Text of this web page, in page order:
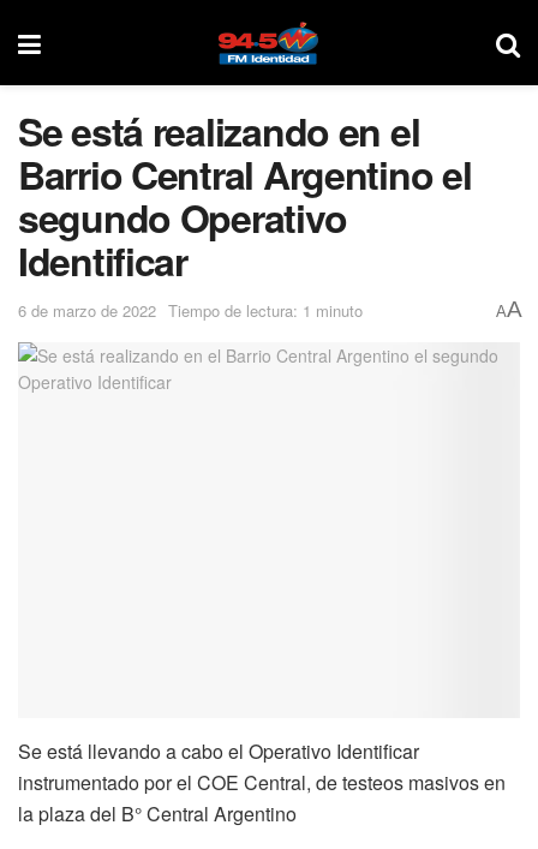
Se está realizando en el
Barrio Central Argentino el
segundo Operativo
Identificar
6 de marzo de 2022 Tiempo de lectura: 1 minuto AA
Se está llevando a cabo el Operativo Identificar
instrumentado por el COE Central, de testeos masivos en
la plaza del B° Central Argentino